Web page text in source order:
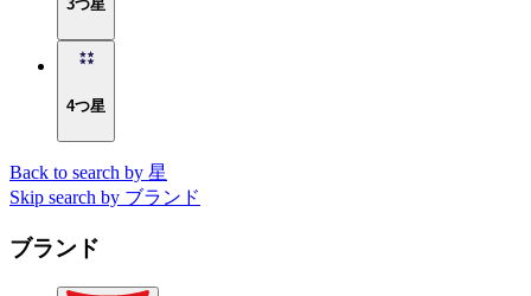
3つ星
4つ星
Back to search by 星
Skip search by ブランド
ブランド